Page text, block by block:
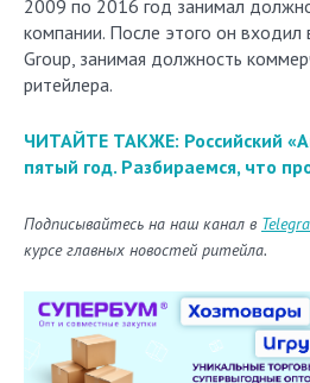
2009 по 2016 год занимал
компании. После этого он
Group, занимая должность
ритейлера.
ЧИТАЙТЕ ТАКЖЕ: Российский
пятый год. Разбираемся, что
Подписывайтесь на наш канал в
курсе главных новостей ритейла.